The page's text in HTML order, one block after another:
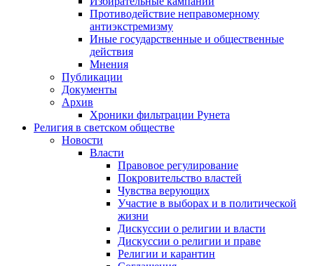
Противодействие неправомерному
антиэкстремизму
Иные государственные и общественные
действия
Мнения
Публикации
Документы
Архив
Хроники фильтрации Рунета
Религия в светском обществе
Новости
Власти
Правовое регулирование
Покровительство властей
Чувства верующих
Участие в выборах и в политической
жизни
Дискуссии о религии и власти
Дискуссии о религии и праве
Религии и карантин